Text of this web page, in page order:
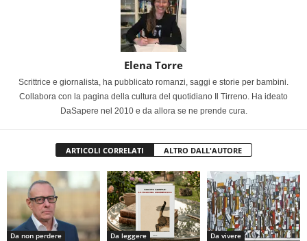
Elena Torre
Scrittrice e giornalista, ha pubblicato romanzi, saggi e storie per bambini.
Collabora con la pagina della cultura del quotidiano Il Tirreno. Ha ideato
DaSapere nel 2010 e da allora se ne prende cura.
ARTICOLI CORRELATI ALTRO DALL'AUTORE
Da non perdere Da leggere Da vivere